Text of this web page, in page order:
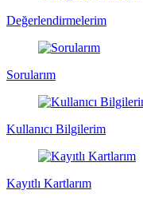
Değerlendirmelerim
Sorularım
Kullanıcı Bilgilerim
Kayıtlı Kartlarım